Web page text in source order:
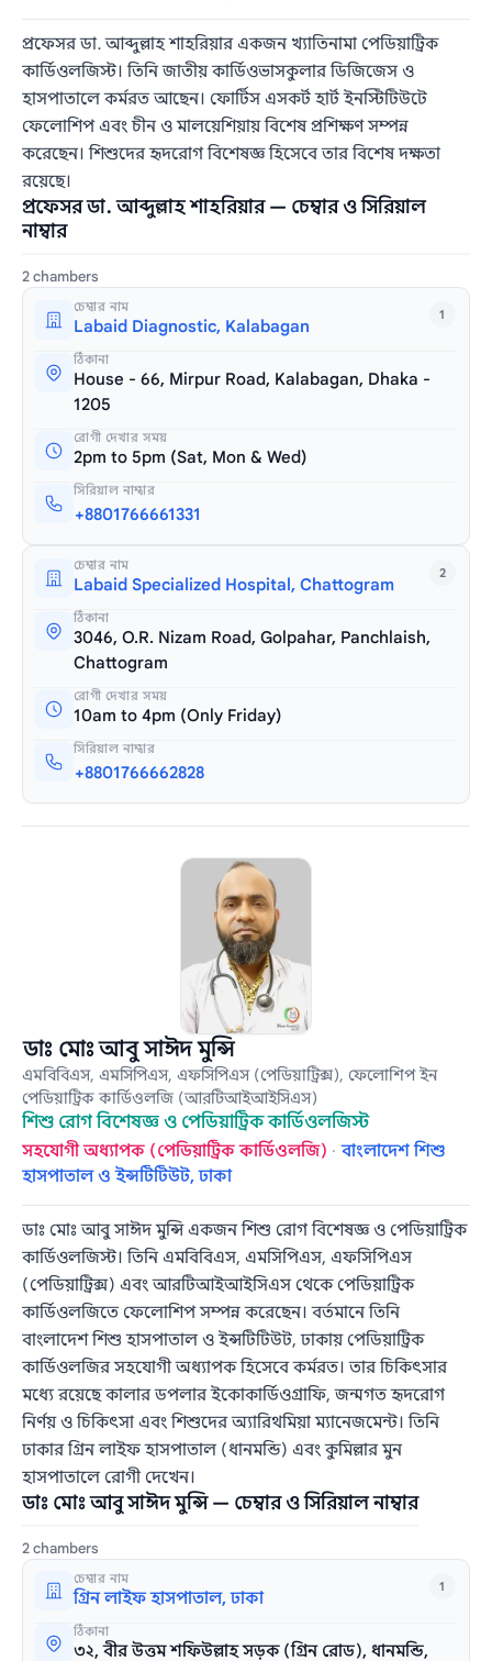
প্রফেসর ডা. আব্দুল্লাহ শাহরিয়ার একজন খ্যাতিনামা পেডিয়াট্রিক
কার্ডিওলজিস্ট। তিনি জাতীয় কার্ডিওভাসকুলার ডিজিজেস ও
হাসপাতালে কর্মরত আছেন। ফোর্টিস এসকর্ট হার্ট ইনস্টিটিউটে
ফেলোশিপ এবং চীন ও মালয়েশিয়ায় বিশেষ প্রশিক্ষণ সম্পন্ন
করেছেন। শিশুদের হৃদরোগ বিশেষজ্ঞ হিসেবে তার বিশেষ দক্ষতা
রয়েছে।
প্রফেসর ডা. আব্দুল্লাহ শাহরিয়ার — চেম্বার ও সিরিয়াল
নাম্বার
2 chambers
1
চেম্বার নাম
Labaid Diagnostic, Kalabagan
ঠিকানা
House - 66, Mirpur Road, Kalabagan, Dhaka -
1205
রোগী দেখার সময়
2pm to 5pm (Sat, Mon & Wed)
সিরিয়াল নাম্বার
+8801766661331
2
চেম্বার নাম
Labaid Specialized Hospital, Chattogram
ঠিকানা
3046, O.R. Nizam Road, Golpahar, Panchlaish,
Chattogram
রোগী দেখার সময়
10am to 4pm (Only Friday)
সিরিয়াল নাম্বার
+8801766662828
ডাঃ মোঃ আবু সাঈদ মুন্সি
এমবিবিএস, এমসিপিএস, এফসিপিএস (পেডিয়াট্রিক্স), ফেলোশিপ ইন
পেডিয়াট্রিক কার্ডিওলজি (আরটিআইআইসিএস)
শিশু রোগ বিশেষজ্ঞ ও পেডিয়াট্রিক কার্ডিওলজিস্ট
সহযোগী অধ্যাপক (পেডিয়াট্রিক কার্ডিওলজি) ·বাংলাদেশ শিশু
হাসপাতাল ও ইন্সটিটিউট, ঢাকা
ডাঃ মোঃ আবু সাঈদ মুন্সি একজন শিশু রোগ বিশেষজ্ঞ ও পেডিয়াট্রিক
কার্ডিওলজিস্ট। তিনি এমবিবিএস, এমসিপিএস, এফসিপিএস
(পেডিয়াট্রিক্স) এবং আরটিআইআইসিএস থেকে পেডিয়াট্রিক
কার্ডিওলজিতে ফেলোশিপ সম্পন্ন করেছেন। বর্তমানে তিনি
বাংলাদেশ শিশু হাসপাতাল ও ইন্সটিটিউট, ঢাকায় পেডিয়াট্রিক
কার্ডিওলজির সহযোগী অধ্যাপক হিসেবে কর্মরত। তার চিকিৎসার
মধ্যে রয়েছে কালার ডপলার ইকোকার্ডিওগ্রাফি, জন্মগত হৃদরোগ
নির্ণয় ও চিকিৎসা এবং শিশুদের অ্যারিথমিয়া ম্যানেজমেন্ট। তিনি
ঢাকার গ্রিন লাইফ হাসপাতাল (ধানমন্ডি) এবং কুমিল্লার মুন
হাসপাতালে রোগী দেখেন।
ডাঃ মোঃ আবু সাঈদ মুন্সি — চেম্বার ও সিরিয়াল নাম্বার
2 chambers
1
চেম্বার নাম
গ্রিন লাইফ হাসপাতাল, ঢাকা
ঠিকানা
৩২, বীর উত্তম শফিউল্লাহ সড়ক (গ্রিন রোড), ধানমন্ডি,